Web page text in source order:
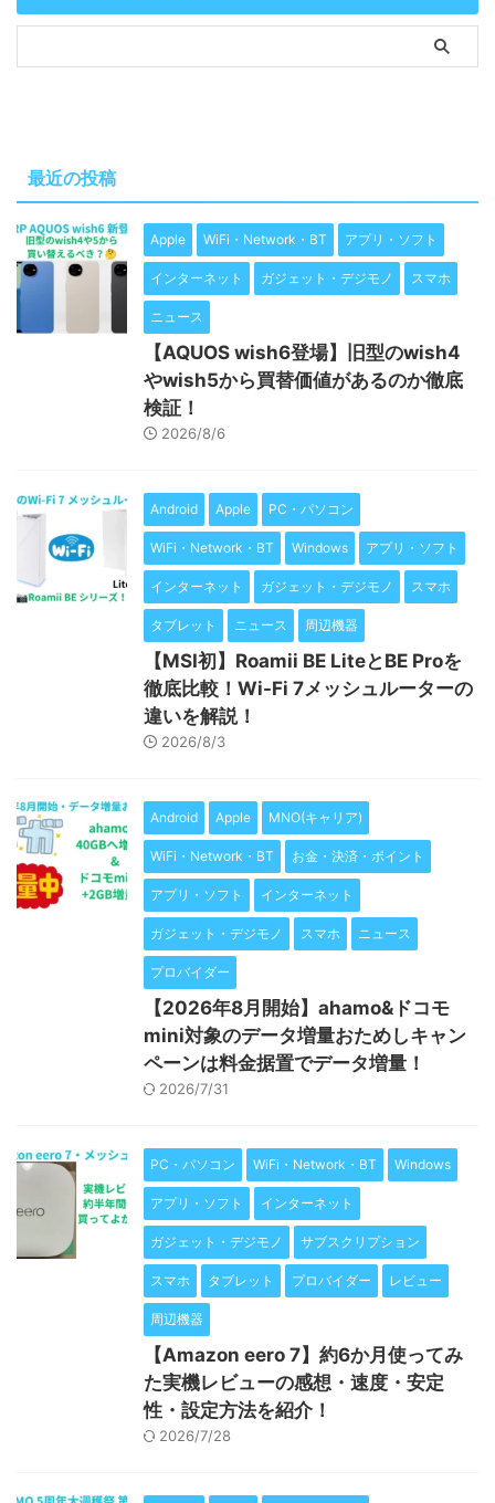
最近の投稿
Apple WiFi・Network・BT アプリ・ソフト
インターネット ガジェット・デジモノ スマホ
ニュース
【AQUOS wish6登場】旧型のwish4
やwish5から買替価値があるのか徹底
検証！
2026/8/6
Android Apple PC・パソコン
WiFi・Network・BT Windows アプリ・ソフト
インターネット ガジェット・デジモノ スマホ
タブレット ニュース 周辺機器
【MSI初】Roamii BE LiteとBE Proを
徹底比較！Wi-Fi 7メッシュルーターの
違いを解説！
2026/8/3
Android Apple MNO(キャリア)
WiFi・Network・BT お金・決済・ポイント
アプリ・ソフト インターネット
ガジェット・デジモノ スマホ ニュース
プロバイダー
【2026年8月開始】ahamo&ドコモ
mini対象のデータ増量おためしキャン
ペーンは料金据置でデータ増量！
2026/7/31
PC・パソコン WiFi・Network・BT Windows
アプリ・ソフト インターネット
ガジェット・デジモノ サブスクリプション
スマホ タブレット プロバイダー レビュー
周辺機器
【Amazon eero 7】約6か月使ってみ
た実機レビューの感想・速度・安定
性・設定方法を紹介！
2026/7/28